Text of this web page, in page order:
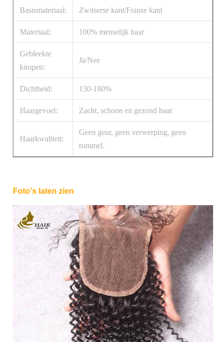
Basismateriaal: Zwitserse kant/Franse kant
Materiaal: 100% menselijk haar
Gebleekte
knopen:
Ja/Nee
Dichtheid: 130-180%
Haargevoel: Zacht, schoon en gezond haar
Haarkwaliteit:
Geen geur, geen verwerping, geen
rommel.
Foto's laten zien